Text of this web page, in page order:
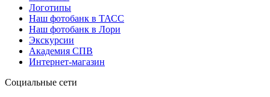
Логотипы
Наш фотобанк в ТАСС
Наш фотобанк в Лори
Экскурсии
Академия СПВ
Интернет-магазин
Социальные сети